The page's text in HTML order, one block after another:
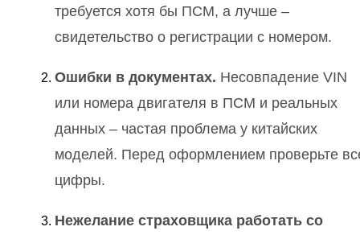
требуется хотя бы ПСМ, а лучше –
свидетельство о регистрации с номером.
Ошибки в документах. Несовпадение VIN
или номера двигателя в ПСМ и реальных
данных – частая проблема у китайских
моделей. Перед оформлением проверьте
цифры.
Нежелание страховщика работать со